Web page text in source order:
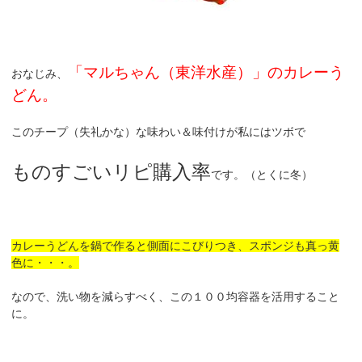
おなじみ、
「マルちゃん（東洋水産）」のカレーう
どん。
このチープ（失礼かな）な味わい＆味付けが私にはツボで
ものすごいリピ購入率です。（とくに冬）
カレーうどんを鍋で作ると側面にこびりつき、スポンジも真っ黄
色に・・・。
なので、洗い物を減らすべく、この１００均容器を活用すること
に。